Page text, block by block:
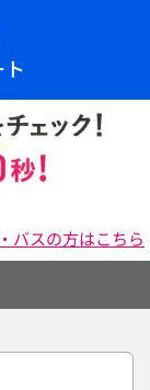
バスの方はこちら